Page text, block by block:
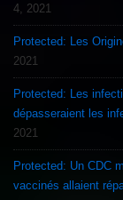
4, 2021
Protected: Les
2021
Protected: Les
dépasseraient les
2021
Protected: Un CDC
vaccinés allaient